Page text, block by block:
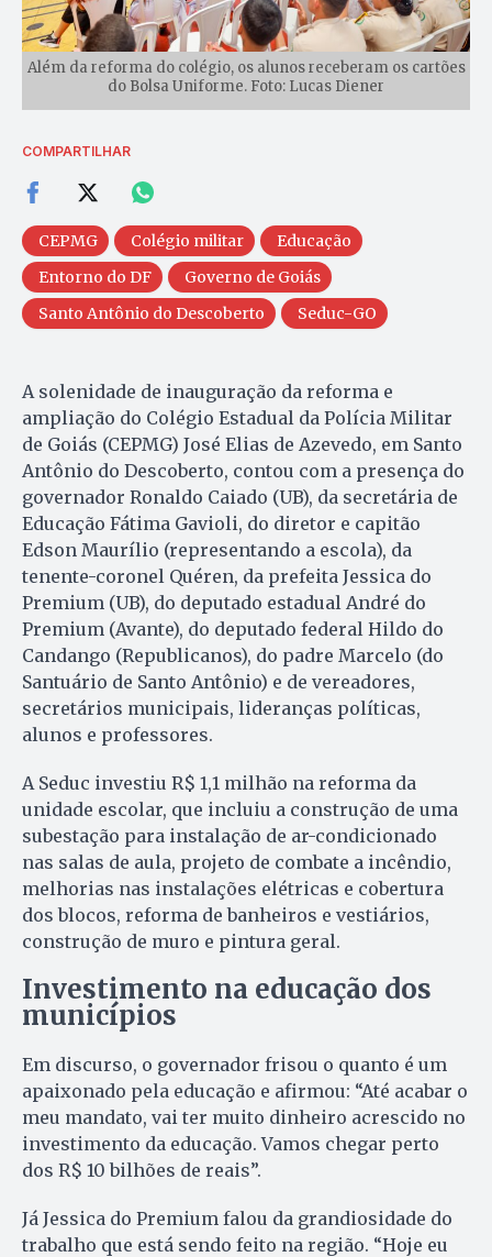
Além da reforma do colégio, os alunos receberam os cartões
do Bolsa Uniforme. Foto: Lucas Diener
COMPARTILHAR
CEPMG Colégio militar
Educação
Entorno do DF
Governo de Goiás
Santo Antônio do Descoberto
Seduc-GO
A solenidade de inauguração da reforma e
ampliação do Colégio Estadual da Polícia Militar
de Goiás (CEPMG) José Elias de Azevedo, em Santo
Antônio do Descoberto, contou com a presença do
governador Ronaldo Caiado (UB), da secretária de
Educação Fátima Gavioli, do diretor e capitão
Edson Maurílio (representando a escola), da
tenente-coronel Quéren, da prefeita Jessica do
Premium (UB), do deputado estadual André do
Premium (Avante), do deputado federal Hildo do
Candango (Republicanos), do padre Marcelo (do
Santuário de Santo Antônio) e de vereadores,
secretários municipais, lideranças políticas,
alunos e professores.
A Seduc investiu R$ 1,1 milhão na reforma da
unidade escolar, que incluiu a construção de uma
subestação para instalação de ar-condicionado
nas salas de aula, projeto de combate a incêndio,
melhorias nas instalações elétricas e cobertura
dos blocos, reforma de banheiros e vestiários,
construção de muro e pintura geral.
Investimento na educação dos
municípios
Em discurso, o governador frisou o quanto é um
apaixonado pela educação e afirmou: “Até acabar o
meu mandato, vai ter muito dinheiro acrescido no
investimento da educação. Vamos chegar perto
dos R$ 10 bilhões de reais”.
Já Jessica do Premium falou da grandiosidade do
trabalho que está sendo feito na região. “Hoje eu